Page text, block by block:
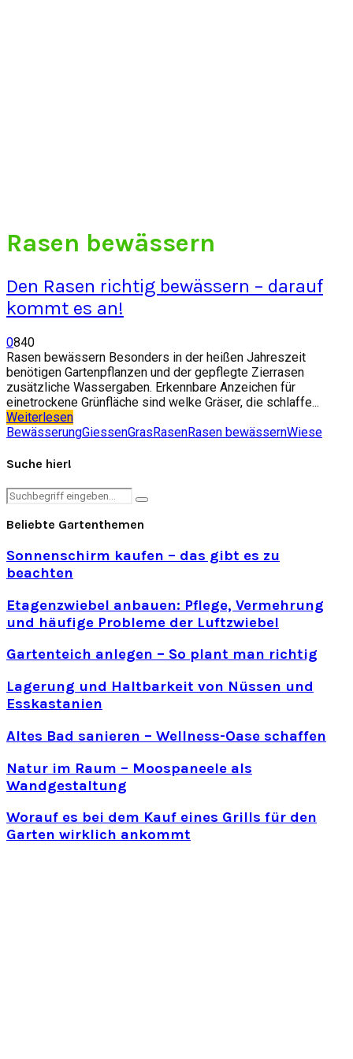
Rasen bewässern
Den Rasen richtig bewässern – darauf
kommt es an!
0840
Rasen bewässern Besonders in der heißen Jahreszeit
benötigen Gartenpflanzen und der gepflegte Zierrasen
zusätzliche Wassergaben. Erkennbare Anzeichen für
einetrockene Grünfläche sind welke Gräser, die schlaffe...
Weiterlesen
BewässerungGiessenGrasRasenRasen bewässernWiese
Suche hier!
Search
Search
Beliebte Gartenthemen
Sonnenschirm kaufen – das gibt es zu
beachten
Etagenzwiebel anbauen: Pflege, Vermehrung
und häufige Probleme der Luftzwiebel
Gartenteich anlegen – So plant man richtig
Lagerung und Haltbarkeit von Nüssen und
Esskastanien
Altes Bad sanieren – Wellness-Oase schaffen
Natur im Raum – Moospaneele als
Wandgestaltung
Worauf es bei dem Kauf eines Grills für den
Garten wirklich ankommt